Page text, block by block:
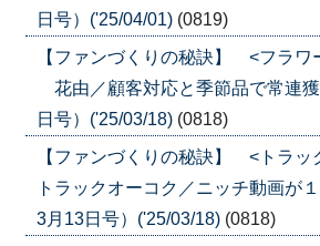
日号）('25/04/01) (0819)
【ファンづくりの秘訣】 <フラワ
花由／顧客対応と季節品で常連
日号）('25/03/18) (0818)
【ファンづくりの秘訣】 <トラ
トラックオーコク／ニッチ動画が
3月13日号）('25/03/18) (0818)